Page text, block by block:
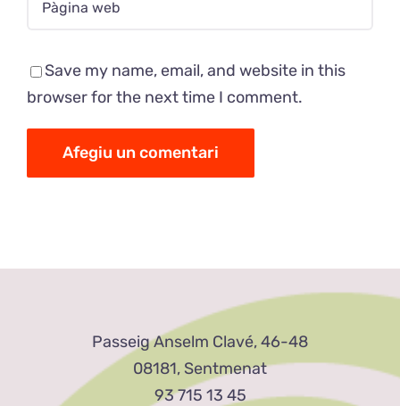
Save my name, email, and website in this
browser for the next time I comment.
Passeig Anselm Clavé, 46-48
08181, Sentmenat
93 715 13 45